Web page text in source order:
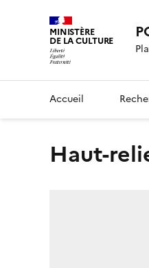
MINISTÈRE
DE LA CULTURE
Accueil
haut-